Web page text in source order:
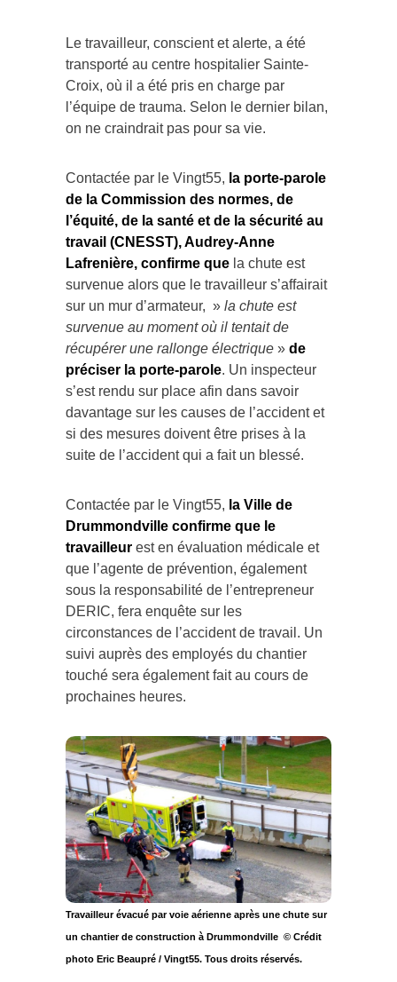
Le travailleur, conscient et alerte, a été
transporté au centre hospitalier Sainte-
Croix, où il a été pris en charge par
l’équipe de trauma. Selon le dernier bilan,
on ne craindrait pas pour sa vie.
Contactée par le Vingt55, la porte-parole
de la Commission des normes, de
l’équité, de la santé et de la sécurité au
travail (CNESST), Audrey-Anne
Lafrenière, confirme que la chute est
survenue alors que le travailleur s’affairait
sur un mur d’armateur, » la chute est
survenue au moment où il tentait de
récupérer une rallonge électrique
de
préciser la porte-parole
. Un inspecteur
s’est rendu sur place afin dans savoir
davantage sur les causes de l’accident et
si des mesures doivent être prises à la
suite de l’accident qui a fait un blessé.
Contactée par le Vingt55, la Ville de
Drummondville confirme que le
travailleur est en évaluation médicale et
que l’agente de prévention, également
sous la responsabilité de l’entrepreneur
DERIC, fera enquête sur les
circonstances de l’accident de travail. Un
suivi auprès des employés du chantier
touché sera également fait au cours de
prochaines heures.
Travailleur évacué par voie aérienne après une chute sur
un chantier de construction à Drummondville © Crédit
photo Eric Beaupré / Vingt55. Tous droits réservés.